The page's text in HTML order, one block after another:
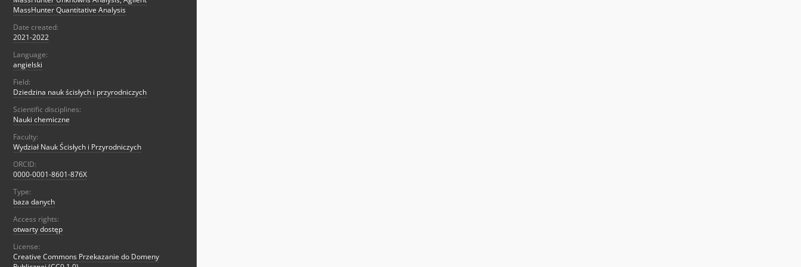
MassHunter Quantitative Analysis
Date created:
2021-2022
Language:
angielski
Field:
Dziedzina nauk ścisłych i przyrodniczych
Scientific disciplines:
Nauki chemiczne
Faculty:
Wydział Nauk Ścisłych i Przyrodniczych
ORCID:
0000-0001-8601-876X
Type:
baza danych
Access rights:
otwarty dostęp
License:
Creative Commons Przekazanie do Domeny